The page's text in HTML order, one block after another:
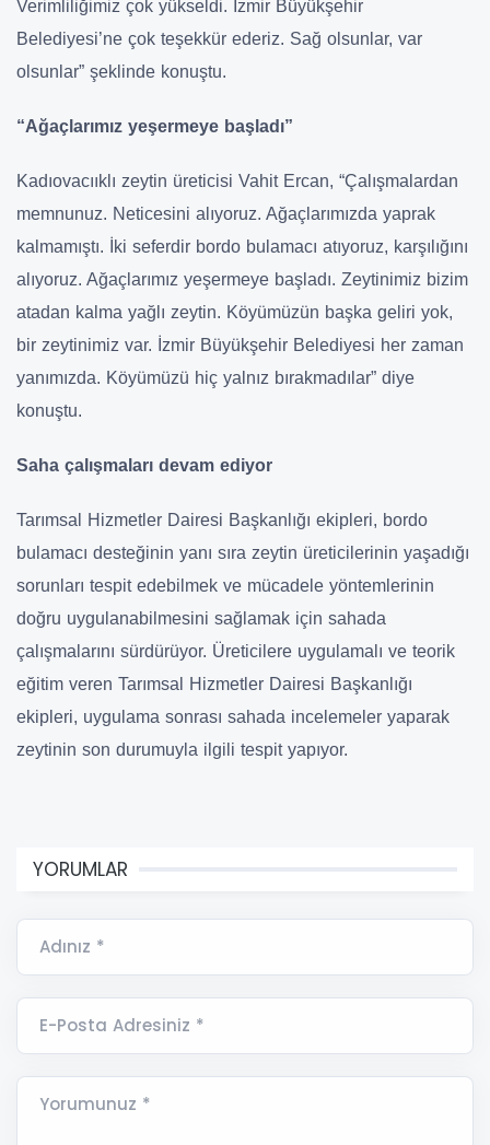
Verimliliğimiz çok yükseldi. İzmir Büyükşehir
Belediyesi’ne çok teşekkür ederiz. Sağ olsunlar, var
olsunlar” şeklinde konuştu.
“Ağaçlarımız yeşermeye başladı”
Kadıovacııklı zeytin üreticisi Vahit Ercan, “Çalışmalardan
memnunuz. Neticesini alıyoruz. Ağaçlarımızda yaprak
kalmamıştı. İki seferdir bordo bulamacı atıyoruz, karşılığını
alıyoruz. Ağaçlarımız yeşermeye başladı. Zeytinimiz bizim
atadan kalma yağlı zeytin. Köyümüzün başka geliri yok,
bir zeytinimiz var. İzmir Büyükşehir Belediyesi her zaman
yanımızda. Köyümüzü hiç yalnız bırakmadılar” diye
konuştu.
Saha çalışmaları devam ediyor
Tarımsal Hizmetler Dairesi Başkanlığı ekipleri, bordo
bulamacı desteğinin yanı sıra zeytin üreticilerinin yaşadığı
sorunları tespit edebilmek ve mücadele yöntemlerinin
doğru uygulanabilmesini sağlamak için sahada
çalışmalarını sürdürüyor. Üreticilere uygulamalı ve teorik
eğitim veren Tarımsal Hizmetler Dairesi Başkanlığı
ekipleri, uygulama sonrası sahada incelemeler yaparak
zeytinin son durumuyla ilgili tespit yapıyor.
YORUMLAR
Adınız *
E-Posta Adresiniz *
Yorumunuz *